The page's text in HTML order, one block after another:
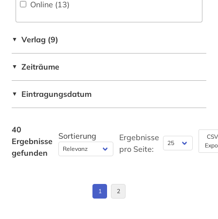
polen (1)
psychologie (1)
Online (13)
▼ Verlag (9)
▼ Zeiträume
▼ Eintragungsdatum
40
Ergebnisse
gefunden
Sortierung
Ergebnisse
pro Seite:
1 2